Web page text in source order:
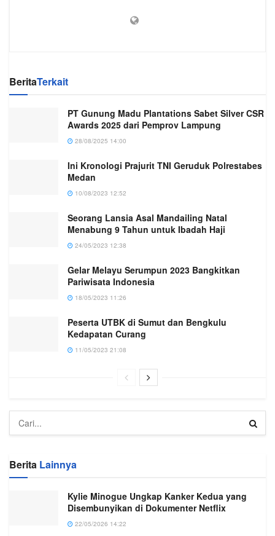
BeritaTerkait
PT Gunung Madu Plantations Sabet Silver CSR
Awards 2025 dari Pemprov Lampung
28/08/2025 14:00
Ini Kronologi Prajurit TNI Geruduk Polrestabes
Medan
10/08/2023 12:52
Seorang Lansia Asal Mandailing Natal
Menabung 9 Tahun untuk Ibadah Haji
24/05/2023 12:38
Gelar Melayu Serumpun 2023 Bangkitkan
Pariwisata Indonesia
18/05/2023 11:26
Peserta UTBK di Sumut dan Bengkulu
Kedapatan Curang
11/05/2023 21:08
Berita Lainnya
Kylie Minogue Ungkap Kanker Kedua yang
Disembunyikan di Dokumenter Netflix
22/05/2026 14:22